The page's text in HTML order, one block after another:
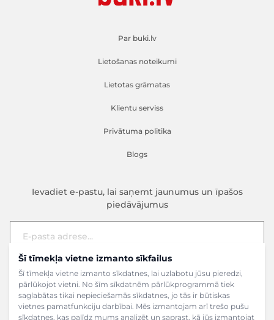
Šī tīmekļa vietne izmanto sīkfailus
Šī tīmekļa vietne izmanto sīkdatnes, lai uzlabotu jūsu pieredzi,
pārlūkojot vietni. No šīm sīkdatnēm pārlūkprogrammā tiek
saglabātas tikai nepieciešamās sīkdatnes, jo tās ir būtiskas
vietnes pamatfunkciju darbībai. Mēs izmantojam arī trešo pušu
sīkdatnes, kas palīdz mums analizēt un saprast, kā jūs izmantojat
Par buki.lv
Lietošanas noteikumi
Lietotas grāmatas
Klientu serviss
Privātuma politika
Blogs
Ievadiet e-pastu, lai saņemt jaunumus un īpašos
piedāvājumus
E-pasta adrese
Pieteikties